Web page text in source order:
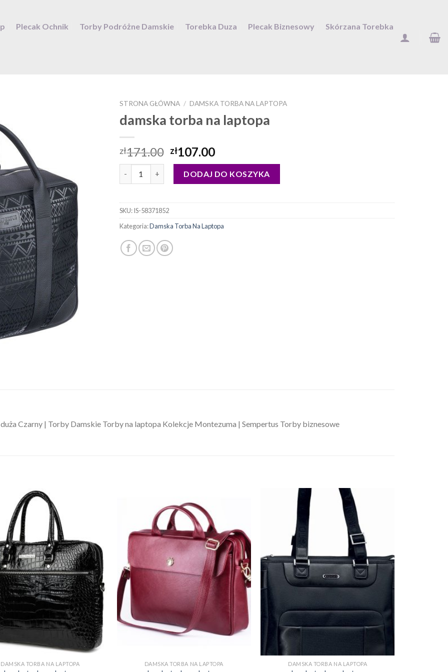
Plecak Ochnik Torby Podróżne Damskie Torebka Duza Plecak Biznesowy Skórzana Torebka
STRONA GŁÓWNA / DAMSKA TORBA NA LAPTOPA
damska torba na laptopa
zł171.00 zł107.00
DODAJ DO KOSZYKA
SKU:IS-58371852
Kategoria:Damska Torba Na Laptopa
Czarny | Torby Damskie Torby na laptopa Kolekcje Montezuma | Sempertus Torby biznesowe
DAMSKA TORBA NA LAPTOPA DAMSKA TORBA NA LAPTOPA DAMSKA TORBA NA LAPTOPA